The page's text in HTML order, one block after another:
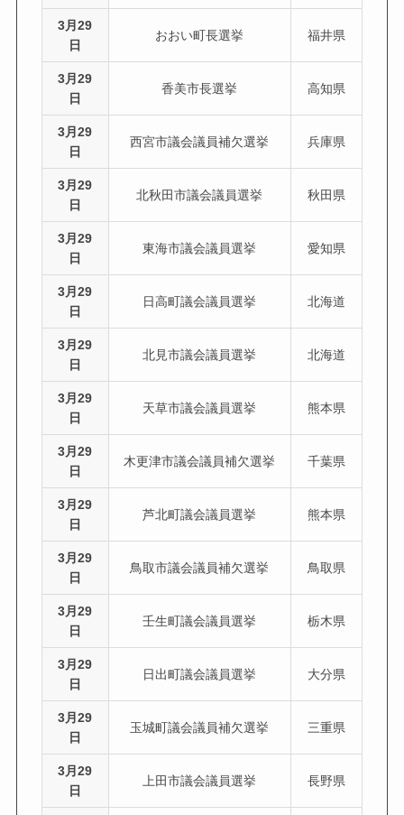
3月29
日
おおい町長選挙 福井県
3月29
日
香美市長選挙 高知県
3月29
日
西宮市議会議員補欠選挙 兵庫県
3月29
日
北秋田市議会議員選挙 秋田県
3月29
日
東海市議会議員選挙 愛知県
3月29
日
日高町議会議員選挙 北海道
3月29
日
北見市議会議員選挙 北海道
3月29
日
天草市議会議員選挙 熊本県
3月29
日
木更津市議会議員補欠選挙 千葉県
3月29
日
芦北町議会議員選挙 熊本県
3月29
日
鳥取市議会議員補欠選挙 鳥取県
3月29
日
壬生町議会議員選挙 栃木県
3月29
日
日出町議会議員選挙 大分県
3月29
日
玉城町議会議員補欠選挙 三重県
3月29
日
上田市議会議員選挙 長野県